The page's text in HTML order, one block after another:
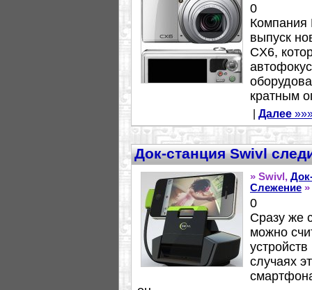
0
Компания
выпуск
CX6,
кратным
Далее
Док-станция Swivl
» Swivl,
Слежение »
0
Сразу же
можно
случаях